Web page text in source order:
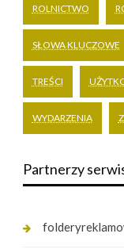
ROLNICTWO
SŁOWA KLUCZOWE
TREŚCI
WYDARZENIA
Partnerzy